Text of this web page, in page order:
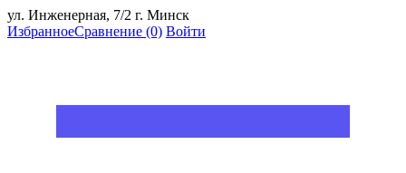
ул. Инженерная, 7/2 г. Минск
ИзбранноеСравнение (0) Войти